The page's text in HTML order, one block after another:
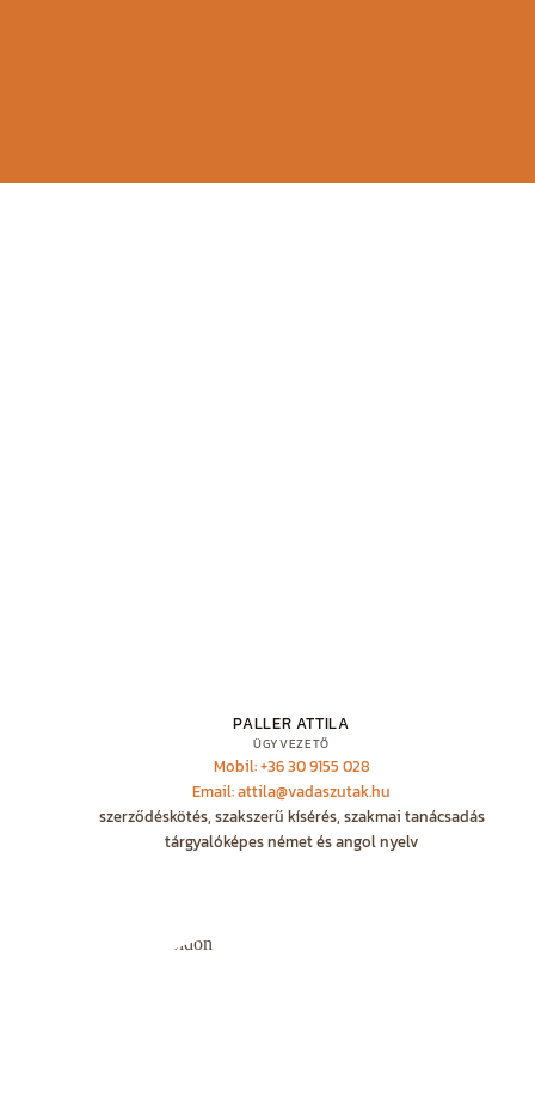
PALLER ATTILA
ÜGYVEZETŐ
Mobil: +36 30 9155 028
Email: attila@vadaszutak.hu
szerződéskötés, szakszerű kísérés, szakmai tanácsadás
tárgyalóképes német és angol nyelv